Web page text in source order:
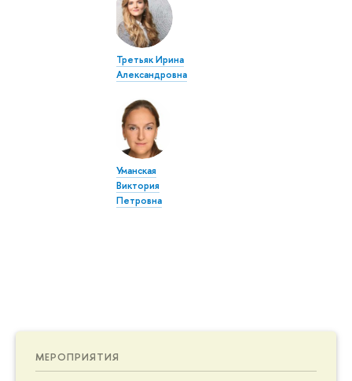
МЕРОПРИЯТИЯ
Третьяк Ирина
Александровна
Уманская
Виктория
Петровна